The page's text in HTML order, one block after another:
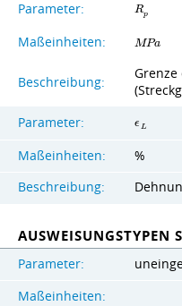
Parameter:
Rp
Maßeinheiten: MPa
Beschreibung:
Parameter:
ϵ L
Maßeinheiten:
%
Beschreibung:
AUSWEISUNGSTYPEN
Parameter:
Maßeinheiten: